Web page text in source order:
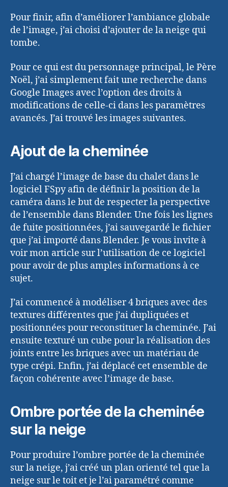
Pour finir, afin d’améliorer l’ambiance globale
de l’image, j’ai choisi d’ajouter de la neige qui
tombe.
Pour ce qui est du personnage principal, le Père
Noël, j’ai simplement fait une recherche dans
Google Images avec l’option des droits à
modifications de celle-ci dans les paramètres
avancés. J’ai trouvé les images suivantes.
Ajout de la cheminée
J’ai chargé l’image de base du chalet dans le
logiciel FSpy afin de définir la position de la
caméra dans le but de respecter la perspective
de l’ensemble dans Blender. Une fois les lignes
de fuite positionnées, j’ai sauvegardé le fichier
que j’ai importé dans Blender. Je vous invite à
voir mon article sur l’utilisation de ce logiciel
pour avoir de plus amples informations à ce
sujet.
J’ai commencé à modéliser 4 briques avec des
textures différentes que j’ai dupliquées et
positionnées pour reconstituer la cheminée. J’ai
ensuite texturé un cube pour la réalisation des
joints entre les briques avec un matériau de
type crépi. Enfin, j’ai déplacé cet ensemble de
façon cohérente avec l’image de base.
Ombre portée de la cheminée
sur la neige
Pour produire l’ombre portée de la cheminée
sur la neige, j’ai créé un plan orienté tel que la
neige sur le toit et je l’ai paramétré comme